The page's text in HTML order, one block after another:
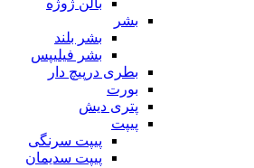
بالن ژوژه
بشر
بشر بلند
بشر فیلیپس
بطری درپیچ دار
بورت
پتری دیش
پیپت
پیپت سرنگی
پیپت سدیمان